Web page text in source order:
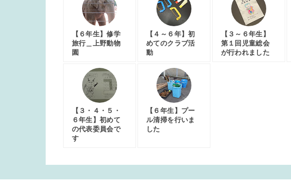
【６年生】修学
旅行＿上野動物
園
【４～６年】初
めてのクラブ活
動
【３～６年生】
第１回児童総会
が行われました
【３・４・５・
６年生】初めて
の代表委員会で
す
【６年生】プー
ル清掃を行いま
した